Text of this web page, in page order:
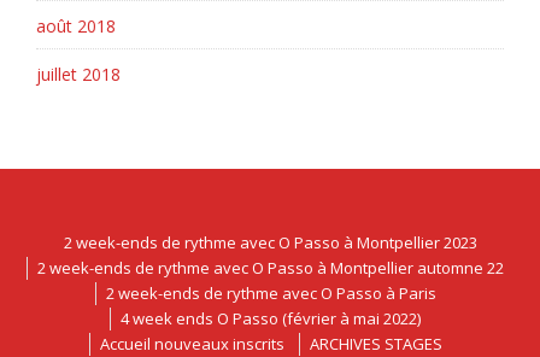
août 2018
juillet 2018
2 week-ends de rythme avec O Passo à Montpellier 2023
2 week-ends de rythme avec O Passo à Montpellier automne 22
2 week-ends de rythme avec O Passo à Paris
4 week ends O Passo (février à mai 2022)
Accueil nouveaux inscrits
ARCHIVES STAGES